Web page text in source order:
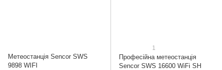
Метеостанція Sencor SWS
9898 WIFI
1
Професійна метеостанція
Sencor SWS 16600 WiFi SH